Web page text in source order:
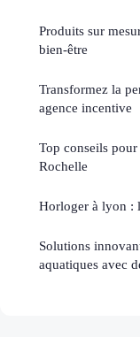
Produits sur
bien-être
Transformez la
agence incentive
Top conseils
Rochelle
Horloger à lyon :
Solutions
aquatiques avec